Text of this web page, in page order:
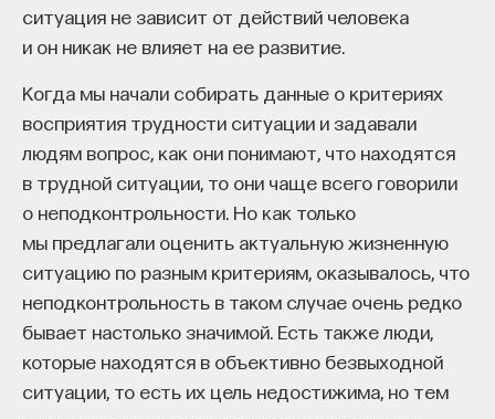
ситуация не зависит от действий человека
и он никак не влияет на ее развитие.
Когда мы начали собирать данные о критериях
восприятия трудности ситуации и задавали
людям вопрос, как они понимают, что находятся
в трудной ситуации, то они чаще всего говорили
о неподконтрольности. Но как только
мы предлагали оценить актуальную жизненную
ситуацию по разным критериям, оказывалось, что
неподконтрольность в таком случае очень редко
бывает настолько значимой. Есть также люди,
которые находятся в объективно безвыходной
ситуации, то есть их цель недостижима, но тем
оно формируется. Нам долго казалось, что
преподаватель может просто хорошо и логично
изложить материал, а студент — зафиксировать
его и затем воспроизвести. Но самый важный
момент происходит потом, когда человек
остается один на один с этим материалом
и пытается что-то с ним сделать. И получается,
что настоящее образование происходит
не в аудитории, а за ее пределами».
ИИ полезен не как костыль, а как
сложный собеседник
«Мы не наказываем студентов за использование
структурами и широко распространяются по телу
Аминокислоты
Органические молекулы, включающие в себя
аминогруппу, кислотную группу и радикал
(участок, специфичный для той или иной
аминокислоты). Аминокислоты наиболее известны
как структурные компоненты белков.